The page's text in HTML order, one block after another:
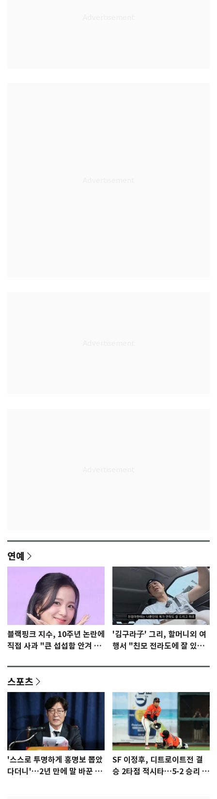
연예
블랙핑크 지수, 10주년 논란에
직접 사과 "큰 섭섭함 안겨 미
'김구라子' 그리, 할머니외 여
행서 "친모 전라도에 잘 있
스포츠
'스스로 투명하게 홍명보 뽑았
다더니'…2년 만에 말 바꾼 이
SF 이정후, 디트로이트전 결
승 2타점 적시타…5-2 승리 견